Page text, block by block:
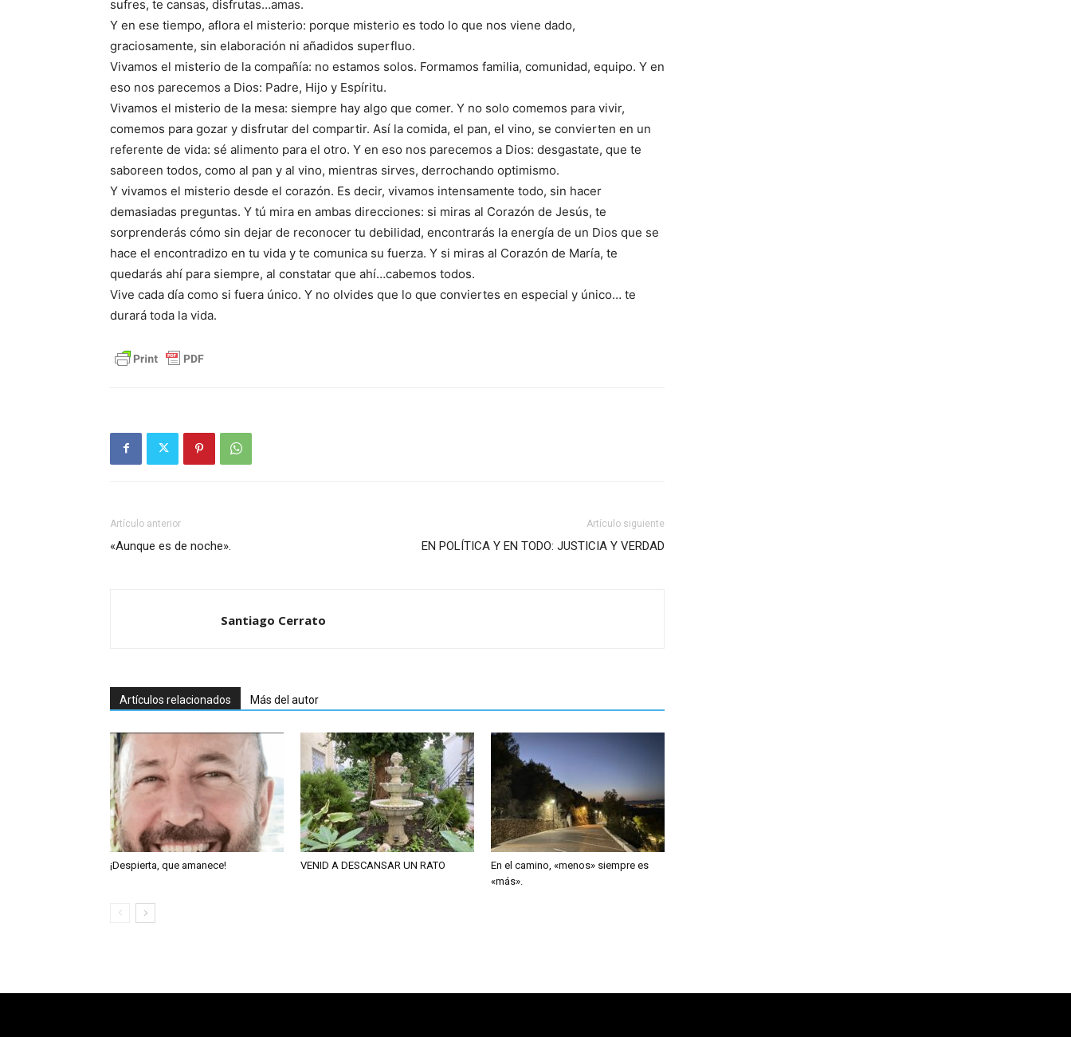
sufres, te cansas, disfrutas…amas.
Y en ese tiempo, aflora el misterio: porque misterio es todo lo que nos viene dado,
graciosamente, sin elaboración ni añadidos superfluo.
Vivamos el misterio de la compañía: no estamos solos. Formamos familia, comunidad, equipo. Y en
eso nos parecemos a Dios: Padre, Hijo y Espíritu.
Vivamos el misterio de la mesa: siempre hay algo que comer. Y no solo comemos para vivir,
comemos para gozar y disfrutar del compartir. Así la comida, el pan, el vino, se convierten en un
referente de vida: sé alimento para el otro. Y en eso nos parecemos a Dios: desgastate, que te
saboreen todos, como al pan y al vino, mientras sirves, derrochando optimismo.
Y vivamos el misterio desde el corazón. Es decir, vivamos intensamente todo, sin hacer
demasiadas preguntas. Y tú mira en ambas direcciones: si miras al Corazón de Jesús, te
sorprenderás cómo sin dejar de reconocer tu debilidad, encontrarás la energía de un Dios que se
hace el encontradizo en tu vida y te comunica su fuerza. Y si miras al Corazón de María, te
quedarás ahí para siempre, al constatar que ahí…cabemos todos.
Vive cada día como si fuera único. Y no olvides que lo que conviertes en especial y único… te
durará toda la vida.
Artículo anterior
«Aunque es de noche».
Artículo siguiente
EN POLÍTICA Y EN TODO: JUSTICIA Y VERDAD
Santiago Cerrato
Artículos relacionados Más del autor
¡Despierta, que amanece! VENID A DESCANSAR UN RATO
En el camino, «menos» siempre es
«más».